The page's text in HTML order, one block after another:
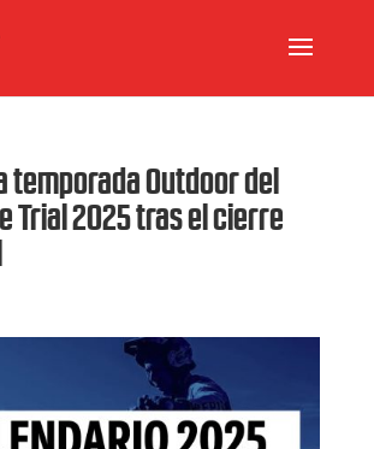
temporada Outdoor del
Trial 2025 tras el cierre